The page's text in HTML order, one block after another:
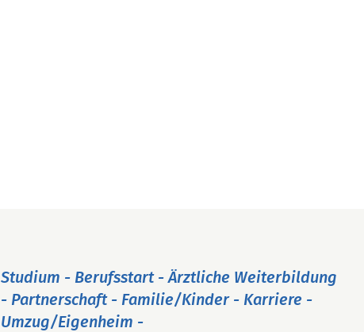
Studium - Berufsstart - Ärztliche Weiterbildung
- Partnerschaft - Familie/Kinder - Karriere -
Umzug/Eigenheim -